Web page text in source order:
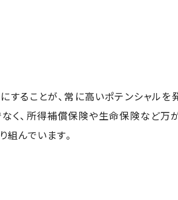
することが、常に高いポテンシャル
く、所得補償保険や生命保険など万
組んでいます。